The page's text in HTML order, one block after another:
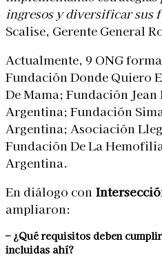
ingresos y diversificar sus
Scalise, Gerente General
Actualmente, 9 ONG
Fundación Donde Quiero
De Mama; Fundación Jean
Argentina; Fundación
Argentina; Asociación
Fundación De La
Argentina.
En diálogo con
ampliaron:
– ¿Qué requisitos deben
incluidas ahí?